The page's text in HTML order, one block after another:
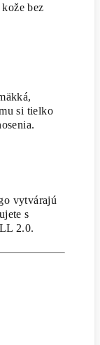
bez
si tielko
vytvárajú
s
2.0.